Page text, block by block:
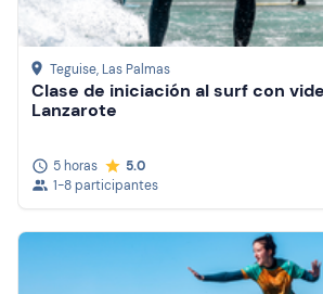
Teguise, Las Palmas
Clase de iniciación al surf con
Lanzarote
5 horas
5.0
1-8 participantes